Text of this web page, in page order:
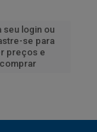
seu login ou
se para
preços e
comprar